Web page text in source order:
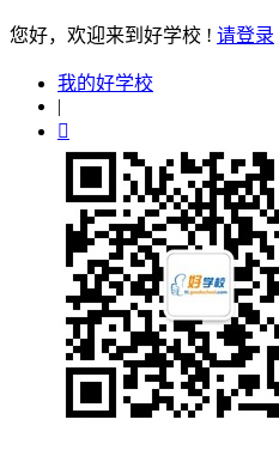
您好，欢迎来到好学校 ! 请登录
我的好学校
|
